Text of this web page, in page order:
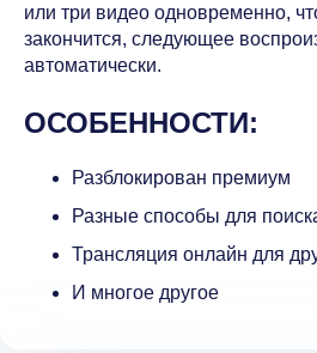
или три видео одновременно,
закончится, следующее
автоматически.
ОСОБЕННОСТИ:
Разблокирован премиум
Разные способы для
Трансляция онлайн для
И многое другое